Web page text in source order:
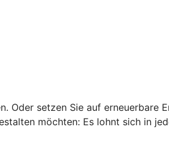
Oder setzen Sie auf erneuerbare
möchten: Es lohnt sich in